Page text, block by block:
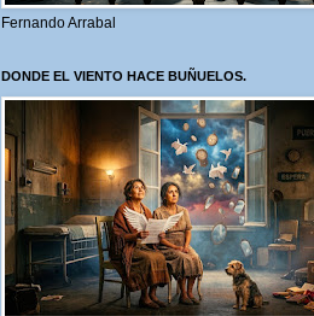
Fernando Arrabal
DONDE EL VIENTO HACE BUÑUELOS.